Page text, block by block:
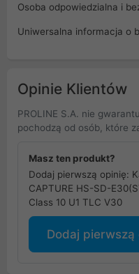
Osoba odpowiedzialna i
Uniwersalna informacja o
Opinie Klientów
PROLINE S.A. nie
pochodzą od osób, które
Masz ten produkt?
Dodaj pierwszą opinię:
CAPTURE HS-SD-
Class 10 U1 TLC V30
Dodaj pierwszą